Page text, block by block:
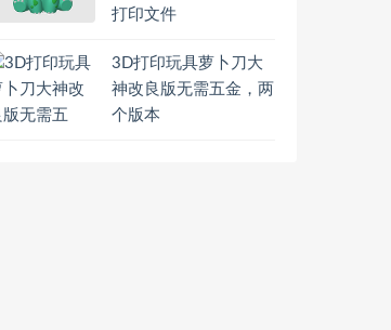
打印文件
3D打印玩具萝卜刀大
神改良版无需五金，两
个版本